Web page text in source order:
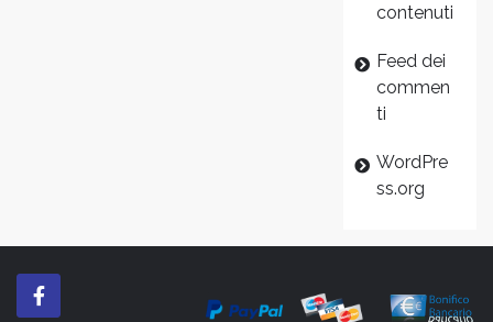
contenuti
Feed dei
commen
ti
WordPre
ss.org